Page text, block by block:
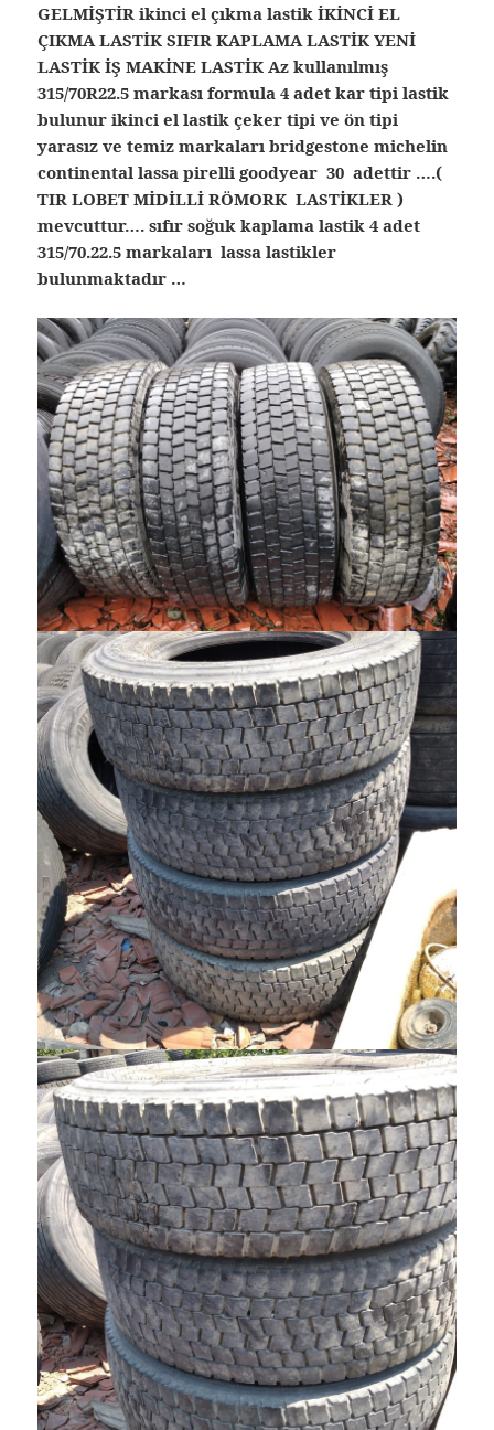
GELMİŞTİR ikinci el çıkma lastik İKİNCİ EL
ÇIKMA LASTİK SIFIR KAPLAMA LASTİK YENİ
LASTİK İŞ MAKİNE LASTİK Az kullanılmış
315/70R22.5 markası formula 4 adet kar tipi lastik
bulunur ikinci el lastik çeker tipi ve ön tipi
yarasız ve temiz markaları bridgestone michelin
continental lassa pirelli goodyear 30 adettir ….(
TIR LOBET MİDİLLİ RÖMORK LASTİKLER )
mevcuttur…. sıfır soğuk kaplama lastik 4 adet
315/70.22.5 markaları lassa lastikler
bulunmaktadır …